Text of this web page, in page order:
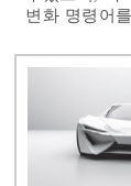
변화 명령어